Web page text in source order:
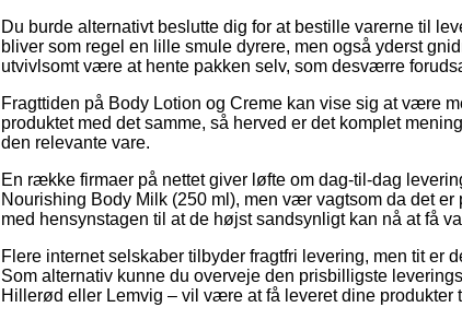
Du burde alternativt beslutte dig for at bestille varerne til
bliver som regel en lille smule dyrere, men også yderst
utvivlsomt være at hente pakken selv, som desværre
Fragttiden på Body Lotion og Creme kan vise sig at være
produktet med det samme, så herved er det komplet
den relevante vare.
En række firmaer på nettet giver løfte om dag-til-dag
Nourishing Body Milk (250 ml), men vær vagtsom da det
med hensynstagen til at de højst sandsynligt kan nå at få
Flere internet selskaber tilbyder fragtfri levering, men tit er
Som alternativ kunne du overveje den prisbilligste
Hillerød eller Lemvig – vil være at få leveret dine produkter